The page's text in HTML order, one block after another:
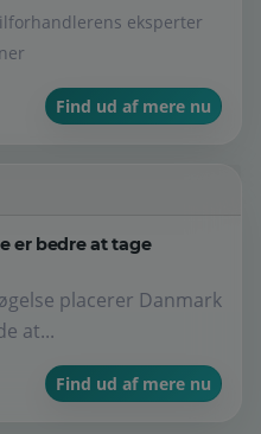
eksperter
Find ud af mere nu
er bedre at tage
placerer Danmark
at...
Find ud af mere nu